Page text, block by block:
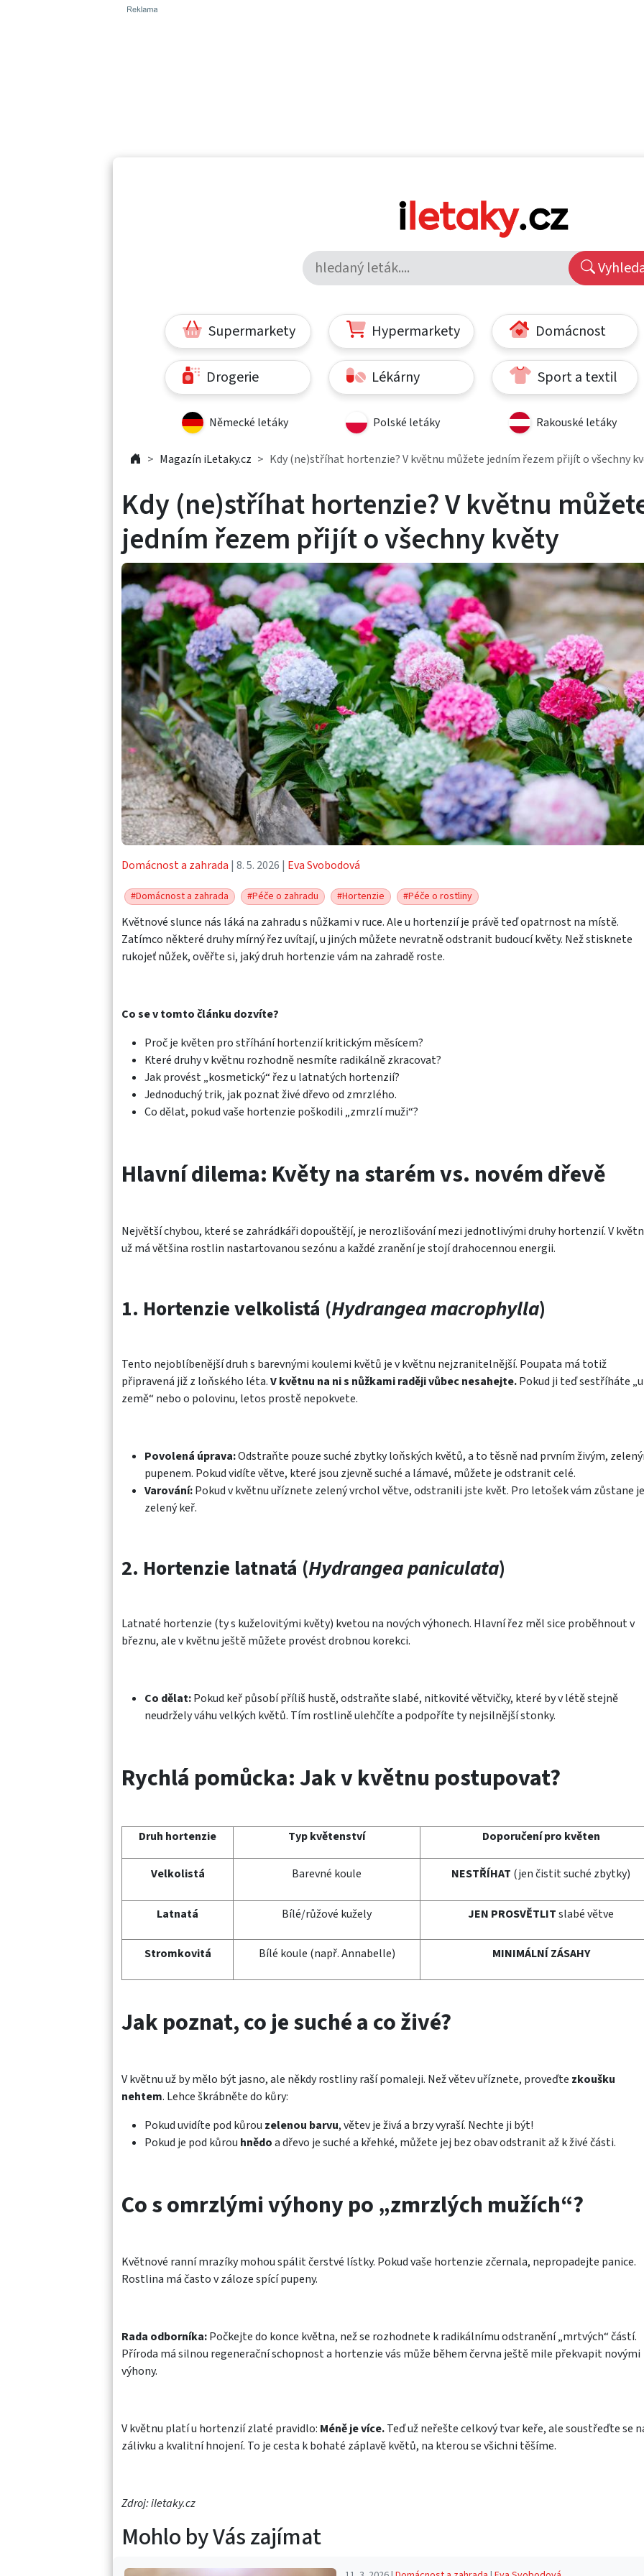
Supermarkety Hypermarkety Domácnost
Drogerie Lékárny Sport a textil
Německé letáky Polské letáky Rakouské letáky
Magazín iLetaky.cz Kdy (ne)stříhat hortenzie? V květnu můžete jedním řezem přijít o všechny
Kdy (ne)stříhat hortenzie? V květnu
jedním řezem přijít o všechny květy
Domácnost a zahrada | 8. 5. 2026 | Eva Svobodová
#Domácnost a zahrada #Péče o zahradu #Hortenzie #Péče o rostliny
Květnové slunce nás láká na zahradu s nůžkami v ruce. Ale u hortenzií je právě teď opatrnost na místě.
Zatímco některé druhy mírný řez uvítají, u jiných můžete nevratně odstranit budoucí květy. Než stisknete
rukojeť nůžek, ověřte si, jaký druh hortenzie vám na zahradě roste.
Co se v tomto článku dozvíte?
Proč je květen pro stříhání hortenzií kritickým měsícem?
Které druhy v květnu rozhodně nesmíte radikálně zkracovat?
Jak provést „kosmetický“ řez u latnatých hortenzií?
Jednoduchý trik, jak poznat živé dřevo od zmrzlého.
Co dělat, pokud vaše hortenzie poškodili „zmrzlí muži“?
Hlavní dilema: Květy na starém vs. novém dřevě
Největší chybou, které se zahrádkáři dopouštějí, je nerozlišování mezi jednotlivými druhy hortenzií. V
už má většina rostlin nastartovanou sezónu a každé zranění je stojí drahocennou energii.
1. Hortenzie velkolistá (Hydrangea macrophylla)
Tento nejoblíbenější druh s barevnými koulemi květů je v květnu nejzranitelnější. Poupata má totiž
připravená již z loňského léta.V květnu na ni s nůžkami raději vůbec nesahejte.Pokud ji teď sestříháte „u
země“ nebo o polovinu, letos prostě nepokvete.
Povolená úprava:Odstraňte pouze suché zbytky loňských květů, a to těsně nad prvním živým,
pupenem. Pokud vidíte větve, které jsou zjevně suché a lámavé, můžete je odstranit celé.
Varování:Pokud v květnu uříznete zelený vrchol větve, odstranili jste květ. Pro letošek vám zůstane
zelený keř.
2. Hortenzie latnatá (Hydrangea paniculata)
Latnaté hortenzie (ty s kuželovitými květy) kvetou na nových výhonech. Hlavní řez měl sice proběhnout v
březnu, ale v květnu ještě můžete provést drobnou korekci.
Co dělat:Pokud keř působí příliš hustě, odstraňte slabé, nitkovité větvičky, které by v létě stejně
neudržely váhu velkých květů. Tím rostlině ulehčíte a podpoříte ty nejsilnější stonky.
Rychlá pomůcka: Jak v květnu postupovat?
Druh hortenzie Typ květenství Doporučení pro květen
Velkolistá Barevné koule NESTŘÍHAT (jen čistit suché zbytky)
Latnatá Bílé/růžové kužely JEN PROSVĚTLITslabé větve
Stromkovitá Bílé koule (např. Annabelle) MINIMÁLNÍ ZÁSAHY
Jak poznat, co je suché a co živé?
V květnu už by mělo být jasno, ale někdy rostliny raší pomaleji. Než větev uříznete, proveďte zkoušku
nehtem. Lehce škrábněte do kůry:
Pokud uvidíte pod kůrou zelenou barvu, větev je živá a brzy vyraší. Nechte ji být!
Pokud je pod kůrou hnědoa dřevo je suché a křehké, můžete jej bez obav odstranit až k živé části.
Co s omrzlými výhony po „zmrzlých mužích“?
Květnové ranní mrazíky mohou spálit čerstvé lístky. Pokud vaše hortenzie zčernala, nepropadejte panice.
Rostlina má často v záloze spící pupeny.
Rada odborníka:Počkejte do konce května, než se rozhodnete k radikálnímu odstranění „mrtvých“ částí.
Příroda má silnou regenerační schopnost a hortenzie vás může během června ještě mile překvapit novými
výhony.
V květnu platí u hortenzií zlaté pravidlo: Méně je více.Teď už neřešte celkový tvar keře, ale soustřeďte se
zálivku a kvalitní hnojení. To je cesta k bohaté záplavě květů, na kterou se všichni těšíme.
Zdroj: iletaky.cz
Mohlo by Vás zajímat